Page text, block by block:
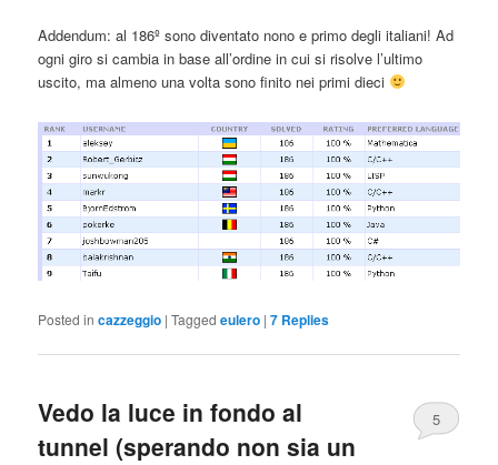
Addendum: al 186º sono diventato nono e primo degli italiani! Ad
ogni giro si cambia in base all’ordine in cui si risolve l’ultimo
uscito, ma almeno una volta sono finito nei primi dieci
Posted in cazzeggio |Tagged eulero |7 Replies
Vedo la luce in fondo al
tunnel (sperando non sia un
5